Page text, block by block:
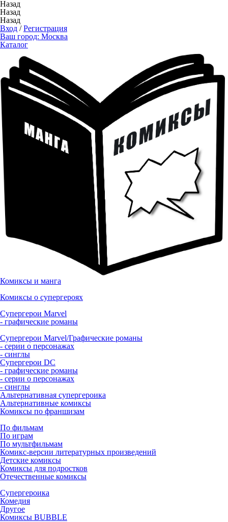
Назад
Назад
Назад
Вход /Регистрация
Ваш город: Москва
Каталог
Комиксы и манга
Комиксы о супергероях
Супергерои Marvel
- графические романы
Супергерои Marvel/Графические романы
- серии о персонажах
- синглы
Супергерои DC
- графические романы
- серии о персонажах
- синглы
Альтернативная супергероика
Альтернативные комиксы
Комиксы по франшизам
По фильмам
По играм
По мультфильмам
Комикс-версии литературных произведений
Детские комиксы
Комиксы для подростков
Отечественные комиксы
Супергероика
Комедия
Другое
Комиксы BUBBLE